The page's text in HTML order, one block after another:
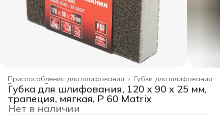
Губки для шлифования
Приспособления для шлифования ›
Режущий инструмент ›
Главная ›
Губка для шлифования, 120 х 90 х 25 мм,
трапеция, мягкая, P 60 Matrix
Нет в наличии